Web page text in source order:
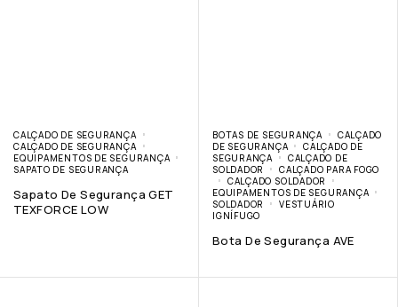
CALÇADO DE SEGURANÇA
CALÇADO DE SEGURANÇA
EQUIPAMENTOS DE SEGURANÇA
SAPATO DE SEGURANÇA
Sapato De Segurança GET
TEXFORCE LOW
BOTAS DE SEGURANÇA
CALÇADO
DE SEGURANÇA
CALÇADO DE
SEGURANÇA
CALÇADO DE
SOLDADOR
CALÇADO PARA FOGO
CALÇADO SOLDADOR
EQUIPAMENTOS DE SEGURANÇA
SOLDADOR
VESTUÁRIO
IGNÍFUGO
Bota De Segurança AVE